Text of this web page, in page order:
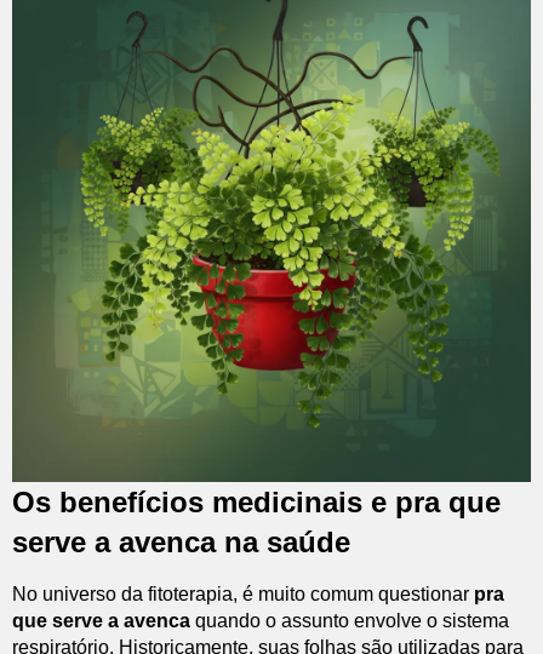
Os benefícios medicinais e pra que
serve a avenca na saúde
No universo da fitoterapia, é muito comum questionar pra
que serve a avenca quando o assunto envolve o sistema
respiratório. Historicamente, suas folhas são utilizadas para